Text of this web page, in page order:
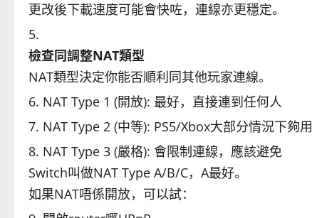
更改後下載速度可能會快咗，連線亦更穩定。
檢查同調整NAT類型
NAT類型決定你能否順利同其他玩家連線。
NAT Type 1 (開放): 最好，直接連到任何人
NAT Type 2 (中等): PS5/Xbox大部分情況下夠用
NAT Type 3 (嚴格): 會限制連線，應該避免
Switch叫做NAT Type A/B/C，A最好。
如果NAT唔係開放，可以試：